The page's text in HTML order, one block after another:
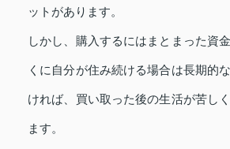
ットがあります。
しかし、購入するにはまとまった資
くに自分が住み続ける場合は長期的
ければ、買い取った後の生活が苦し
ます。